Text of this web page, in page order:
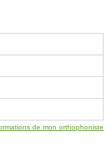
de mon orthophoniste